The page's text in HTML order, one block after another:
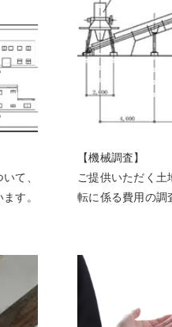
て、
す。
【機械調査】
ご提供いただく
転に係る費用の調